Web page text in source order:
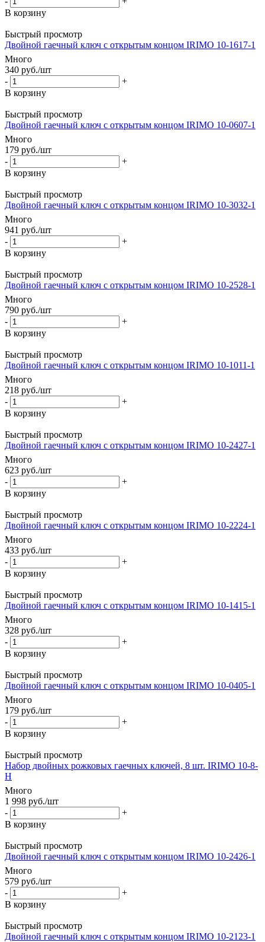
В корзину
Быстрый просмотр
Двойной гаечный ключ с открытым концом IRIMO 10-1617-1
Много
340 руб./шт
-
+
В корзину
Быстрый просмотр
Двойной гаечный ключ с открытым концом IRIMO 10-0607-1
Много
179 руб./шт
-
+
В корзину
Быстрый просмотр
Двойной гаечный ключ с открытым концом IRIMO 10-3032-1
Много
941 руб./шт
-
+
В корзину
Быстрый просмотр
Двойной гаечный ключ с открытым концом IRIMO 10-2528-1
Много
790 руб./шт
-
+
В корзину
Быстрый просмотр
Двойной гаечный ключ с открытым концом IRIMO 10-1011-1
Много
218 руб./шт
-
+
В корзину
Быстрый просмотр
Двойной гаечный ключ с открытым концом IRIMO 10-2427-1
Много
623 руб./шт
-
+
В корзину
Быстрый просмотр
Двойной гаечный ключ с открытым концом IRIMO 10-2224-1
Много
433 руб./шт
-
+
В корзину
Быстрый просмотр
Двойной гаечный ключ с открытым концом IRIMO 10-1415-1
Много
328 руб./шт
-
+
В корзину
Быстрый просмотр
Двойной гаечный ключ с открытым концом IRIMO 10-0405-1
Много
179 руб./шт
-
+
В корзину
Быстрый просмотр
Набор двойных рожковых гаечных ключей, 8 шт. IRIMO 10-8-
H
Много
1 998 руб./шт
-
+
В корзину
Быстрый просмотр
Двойной гаечный ключ с открытым концом IRIMO 10-2426-1
Много
579 руб./шт
-
+
В корзину
Быстрый просмотр
Двойной гаечный ключ с открытым концом IRIMO 10-2123-1